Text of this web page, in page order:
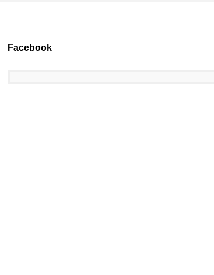
Facebook